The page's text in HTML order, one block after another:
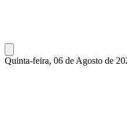
Quinta-feira, 06 de Agosto de